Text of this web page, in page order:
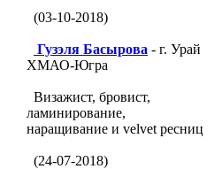
(03-10-2018)
Гузэля Басырова - г. Урай
ХМАО-Югра
Визажист, бровист,
ламинирование,
наращивание и velvet ресниц
(24-07-2018)